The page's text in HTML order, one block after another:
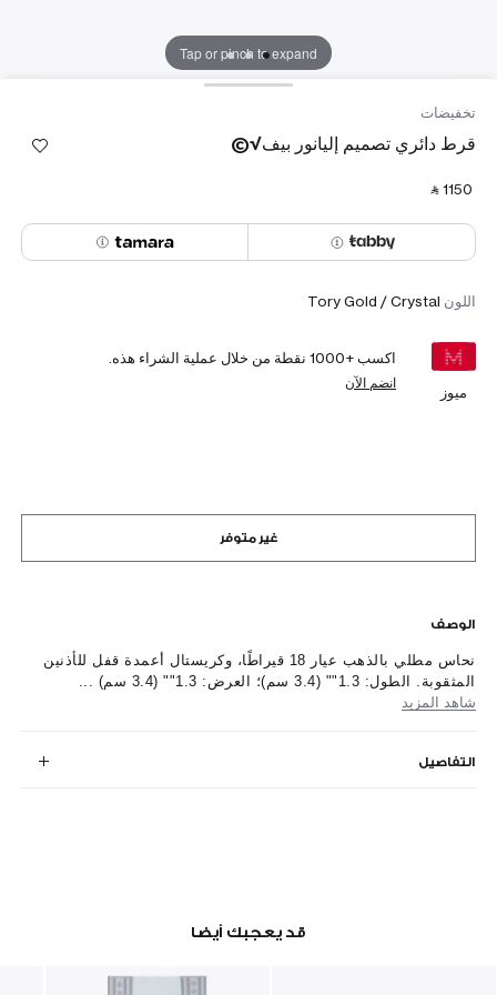
Tap or pinch to expand
تخفيضات
قرط دائري تصميم إليانور بيف√©
‎ ⃁ ⁦1150⁩ ‎
اللون Tory Gold / Crystal
ميوز
اكسب +1000 نقطة من خلال عملية الشراء هذه.
انضم الآن
غير متوفر
الوصف
نحاس مطلي بالذهب عيار 18 قيراطًا، وكريستال أعمدة قفل للأذنين
المثقوبة. الطول: 1.3"" (3.4 سم)؛ العرض: 1.3"" (3.4 سم) ...
شاهد المزيد
التفاصيل
قد يعجبك أيضا